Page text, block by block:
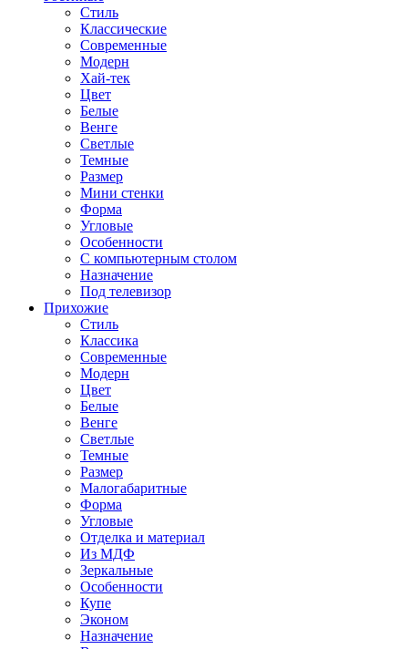
Стиль
Классические
Современные
Модерн
Хай-тек
Цвет
Белые
Венге
Светлые
Темные
Размер
Мини стенки
Форма
Угловые
Особенности
С компьютерным столом
Назначение
Под телевизор
Прихожие
Стиль
Классика
Современные
Модерн
Цвет
Белые
Венге
Светлые
Темные
Размер
Малогабаритные
Форма
Угловые
Отделка и материал
Из МДФ
Зеркальные
Особенности
Купе
Эконом
Назначение